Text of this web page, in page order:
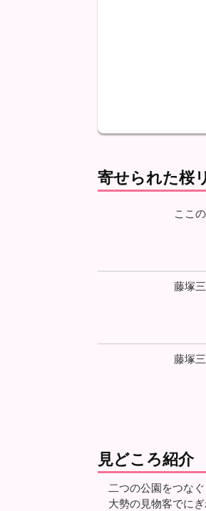
寄せられた桜
ここ
藤塚
藤塚
見どころ紹介
二つの公園をつな
大勢の見物客でに